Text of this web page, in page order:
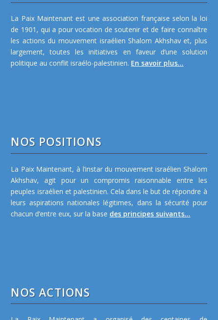
La Paix Maintenant est une association française selon la loi
de 1901, qui a pour vocation de soutenir et de faire connaître
les actions du mouvement israélien Shalom Akhshav et, plus
largement, toutes les initiatives en faveur d’une solution
politique au conflit israélo-palestinien. En savoir plus...
NOS POSITIONS
La Paix Maintenant, à l’instar du mouvement israélien Shalom
Akhshav, agit pour un compromis raisonnable entre les
peuples israélien et palestinien. Cela dans le but de répondre à
leurs aspirations nationales légitimes, dans la sécurité pour
chacun d’entre eux, sur la base des principes suivants...
NOS ACTIONS